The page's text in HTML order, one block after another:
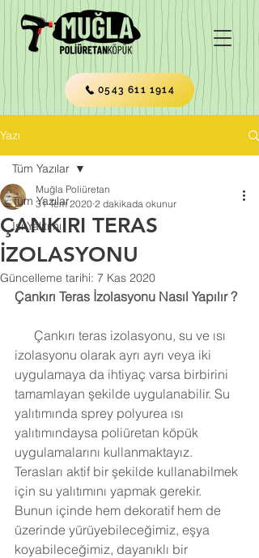
0543 611 1914
Yazı
Tüm Yazılar
Isı Yalıtımı
Tüm Yazılar
ÇANKIRI TERAS
İZOLASYONU
Muğla Poliüretan
31 Tem 2020 2 dakikada okunur
Güncelleme tarihi: 7 Kas 2020
Çankırı Teras İzolasyonu Nasıl Yapılır ?
izolasyonu olarak ayrı ayrı veya iki
uygulamaya da ihtiyaç varsa birbirini
tamamlayan şekilde uygulanabilir. Su
yalıtımında sprey polyurea ısı
yalıtımındaysa poliüretan köpük
uygulamalarını kullanmaktayız.
Terasları aktif bir şekilde kullanabilmek
için su yalıtımını yapmak gerekir.
Bunun içinde hem dekoratif hem de
üzerinde yürüyebileceğimiz, eşya
koyabileceğimiz, dayanıklı bir